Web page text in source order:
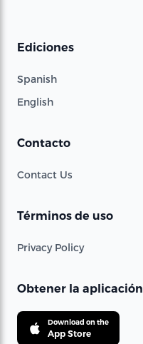
Ediciones
Spanish
English
Contacto
Contact Us
Términos de uso
Privacy Policy
Obtener la aplicación
Download on the
App Store